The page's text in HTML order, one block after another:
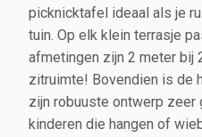
picknicktafel ideaal als je
tuin. Op elk klein terrasje
afmetingen zijn 2 meter bij
zitruimte! Bovendien is de
zijn robuuste ontwerp zeer
kinderen die hangen of